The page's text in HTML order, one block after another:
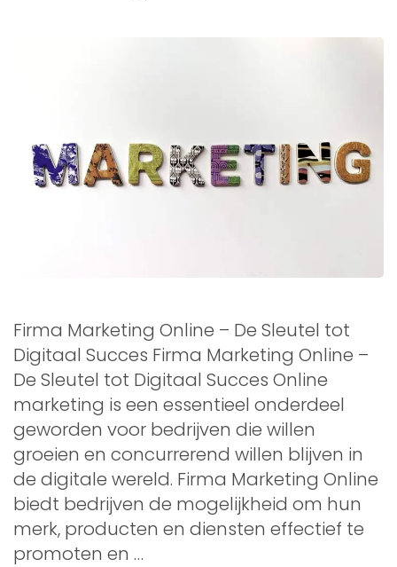
Firma Marketing Online – De Sleutel tot
Digitaal Succes Firma Marketing Online –
De Sleutel tot Digitaal Succes Online
marketing is een essentieel onderdeel
geworden voor bedrijven die willen
groeien en concurrerend willen blijven in
de digitale wereld. Firma Marketing Online
biedt bedrijven de mogelijkheid om hun
merk, producten en diensten effectief te
promoten en …